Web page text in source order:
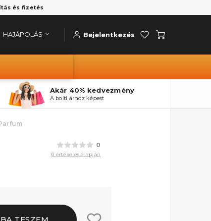
és fizetés
HAJÁPOLÁS Bejelentkezés
Akár 40% kedvezmény
A bolti árhoz képest
0
0 értékelés alapján